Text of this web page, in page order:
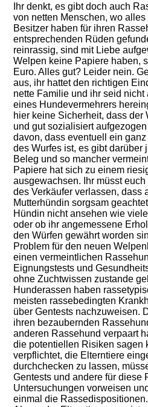
Ihr denkt, es gibt doch auch
von netten Menschen, wo
Besitzer haben für ihren
entsprechenden Rüden
reinrassig, sind mit Liebe
Welpen keine Papiere haben,
Euro. Alles gut? Leider nein.
aus, ihr hattet den richtigen
nette Familie und ihr seid
eines Hundevermehrers
hier keine Sicherheit, dass der
und gut sozialisiert
davon, dass eventuell ein
des Wurfes ist, es gibt darüber
Beleg und so mancher
Papiere hat sich zu einem
ausgewachsen. Ihr müsst
des Verkäufer verlassen, dass
Mutterhündin sorgsam
Hündin nicht ansehen wie
oder ob ihr angemessene
den Würfen gewährt worden
Problem für den neuen
einen vermeintlichen
Eignungstests und
ohne Zuchtwissen zustande
Hunderassen haben
meisten rassebedingten
über Gentests nachzuweisen.
ihren bezaubernden
anderen Rassehund verpaart
die potentiellen Risiken sagen
verpflichtet, die Elterntiere
durchchecken zu lassen,
Gentests und andere für diese
Untersuchungen vorweisen
einmal die